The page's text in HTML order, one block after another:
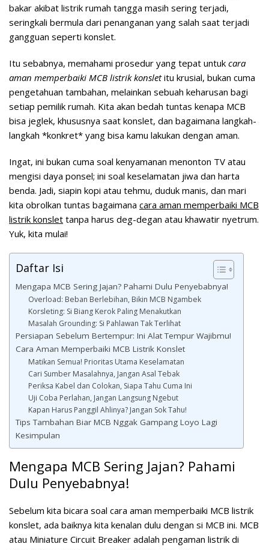
bakar akibat listrik rumah tangga masih sering terjadi,
seringkali bermula dari penanganan yang salah saat terjadi
gangguan seperti konslet.
Itu sebabnya, memahami prosedur yang tepat untuk cara
aman memperbaiki MCB listrik konsletitu krusial, bukan cuma
pengetahuan tambahan, melainkan sebuah keharusan bagi
setiap pemilik rumah. Kita akan bedah tuntas kenapa MCB
bisa jeglek, khususnya saat konslet, dan bagaimana langkah-
langkah *konkret* yang bisa kamu lakukan dengan aman.
Ingat, ini bukan cuma soal kenyamanan menonton TV atau
mengisi daya ponsel; ini soal keselamatan jiwa dan harta
benda. Jadi, siapin kopi atau tehmu, duduk manis, dan mari
kita obrolkan tuntas bagaimana cara aman memperbaiki MCB
listrik konslet tanpa harus deg-degan atau khawatir nyetrum.
Yuk, kita mulai!
Daftar Isi
Mengapa MCB Sering Jajan? Pahami Dulu Penyebabnya!
Overload: Beban Berlebihan, Bikin MCB Ngambek
Korsleting: Si Biang Kerok Paling Menakutkan
Masalah Grounding: Si Pahlawan Tak Terlihat
Persiapan Sebelum Bertempur: Ini Alat Tempur Wajibmu!
Cara Aman Memperbaiki MCB Listrik Konslet
Matikan Semua! Prioritas Utama Keselamatan
Cari Sumber Masalahnya, Jangan Asal Tebak
Periksa Kabel dan Colokan, Siapa Tahu Cuma Ini
Uji Coba Perlahan, Jangan Langsung Ngebut
Kapan Harus Panggil Ahlinya? Jangan Sok Tahu!
Tips Tambahan Biar MCB Nggak Gampang Loyo Lagi
Kesimpulan
Mengapa MCB Sering Jajan? Pahami
Dulu Penyebabnya!
Sebelum kita bicara soal cara aman memperbaiki MCB listrik
konslet, ada baiknya kita kenalan dulu dengan si MCB ini. MCB
atau Miniature Circuit Breaker adalah pengaman listrik di